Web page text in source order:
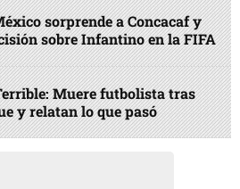
sorprende a Concacaf y
sobre Infantino en la FIFA
Muere futbolista tras
y relatan lo que pasó